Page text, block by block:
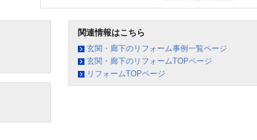
関連情報はこちら
玄関・廊下のリフォーム事例一覧ページ
玄関・廊下のリフォームTOPページ
リフォームTOPページ